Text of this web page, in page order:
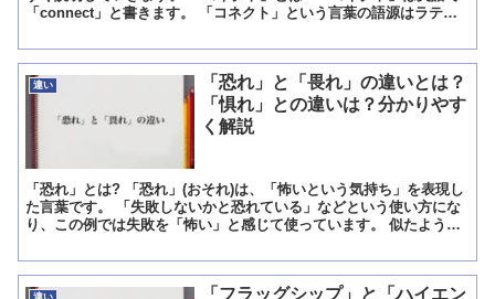
「connect」と書きます。 「コネクト」という言葉の語源はラテン
違い
「恐れ」と「畏れ」の違いとは？
「惧れ」との違いは？分かりやす
く解説
「恐れ」とは? 「恐れ」(おそれ)は、「怖いという気持ち」を表現し
た言葉です。 「失敗しないかと恐れている」などという使い方にな
り、この例では失敗を「怖い」と感じて使っています。 似たような
「フラッグシップ」と「ハイエン